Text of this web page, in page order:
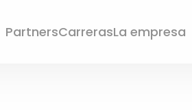
PartnersCarrerasLa empresa